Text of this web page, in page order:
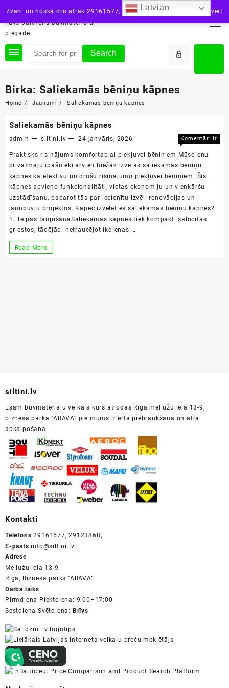
Zvani un noskaidro ātrāk 29161577; vai raksti: info@siltini.lvAizvērt
content
siltini.lv
Tavs partneris būvmateriālu
piegādē
Search
Birka: Saliekamās bēniņu kāpnes
Home Jaunumi Saliekamās bēniņu kāpnes
Saliekamās bēniņu kāpnes
admin siltini.lv 24 janvāris, 2026
Komentāri ir
Praktisks risinājums komfortablai piekļuvei bēniņiem Mūsdienu
privātmāju īpašnieki arvien biežāk izvēlas saliekamās bēniņu
kāpnes kā efektīvu un drošu risinājumu piekļuvei bēniņiem. Šīs
kāpnes apvieno funkcionalitāti, vietas ekonomiju un vienkāršu
uzstādīšanu, padarot tās par iecienītu izvēli renovācijas un
jaunbūvju projektos. Kāpēc izvēlēties saliekamās bēniņu kāpnes?
1. Telpas taupīšanaSaliekamās kāpnes tiek kompakti salocītas
griestos, tādējādi netraucējot ikdienas …
Saliekamās
Read More
siltini.lv
Esam būvmateriālu veikals kurš atrodas Rīgā mellužu ielā 13-9,
biznesa parkā “ABAVA” pie mums ir ērta piebraukšana un ātra
apkalpošana.
Kontakti
Telefons 29161577, 29123868;
E-pasts info@siltini.lv
Adrese
Mellužu iela 13-9
Rīga, Biznesa parks “ABAVA”
Darba laiks
Pirmdiena-Piektdiena: 9:00–17:00
Sestdiena-Svētdiena: Brīvs
Latvian